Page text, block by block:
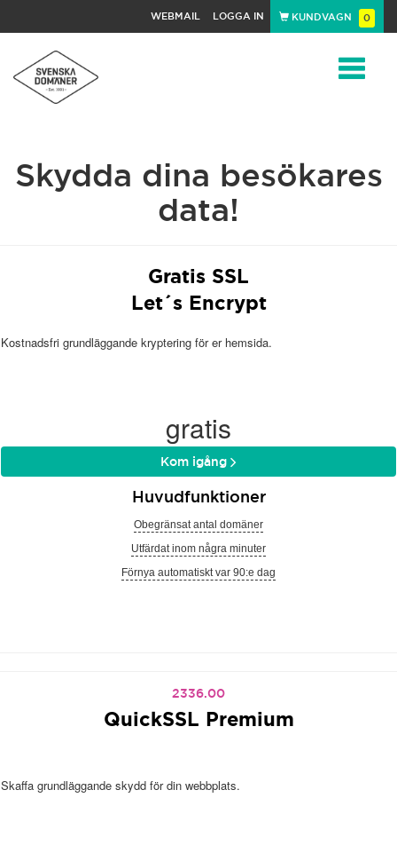
WEBMAIL LOGGA IN KUNDVAGN 0
Skydda dina besökares
data!
Gratis SSL
Let´s Encrypt
Kostnadsfri grundläggande kryptering för er hemsida.
gratis
Kom igång
Huvudfunktioner
Obegränsat antal domäner
Utfärdat inom några minuter
Förnya automatiskt var 90:e dag
2336.00
QuickSSL Premium
Skaffa grundläggande skydd för din webbplats.